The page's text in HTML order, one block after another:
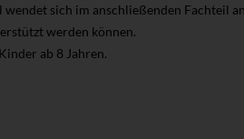
sich im anschließenden Fachteil
werden können.
ab 8 Jahren.